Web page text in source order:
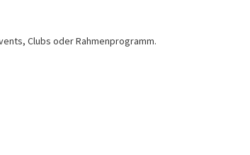
Clubs oder Rahmenprogramm.